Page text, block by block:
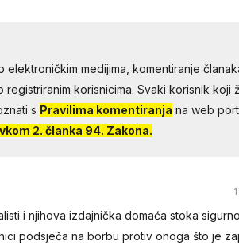
elektroničkim medijima, komentiranje
registriranim korisnicima. Svaki korisnik koji
s Pravilima komentiranja na web
2. članka 94. Zakona.
i njihova izdajnička domaća stoka
podsječa na borbu protiv onoga što je